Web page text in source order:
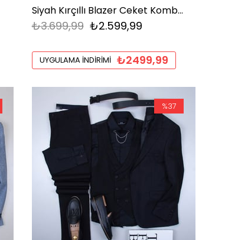
Siyah Kırçıllı Blazer Ceket Kombini
₺2.599,99
₺3.699,99
UYGULAMA İNDIRIMI ₺2499,99
%37